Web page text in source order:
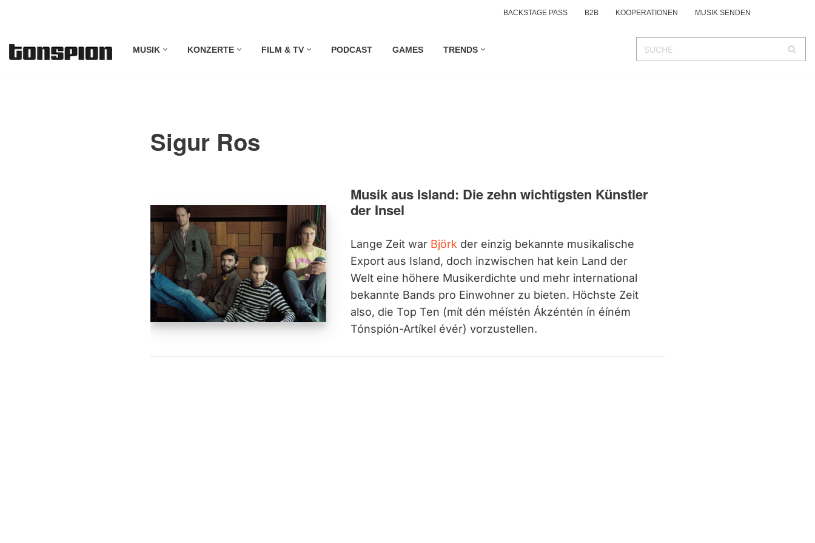
Inhalt
BACKSTAGE PASS B2B KOOPERATIONEN MUSIK SENDEN
MUSIK KONZERTE FILM & TV PODCAST GAMES TRENDS
Sigur Ros
Musik aus Island: Die zehn wichtigsten Künstler
der Insel
Lange Zeit war Björk der einzig bekannte musikalische
Export aus Island, doch inzwischen hat kein Land der
Welt eine höhere Musikerdichte und mehr international
bekannte Bands pro Einwohner zu bieten. Höchste Zeit
also, die Top Ten (mít dén méístén Ákzéntén ín éíném
Tónspión-Artíkel évér) vorzustellen.